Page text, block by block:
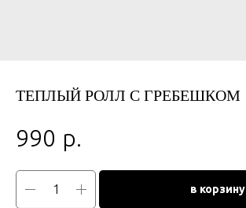
ТЕПЛЫЙ РОЛЛ С ГРЕБЕШКОМ
990 р.
в корзину